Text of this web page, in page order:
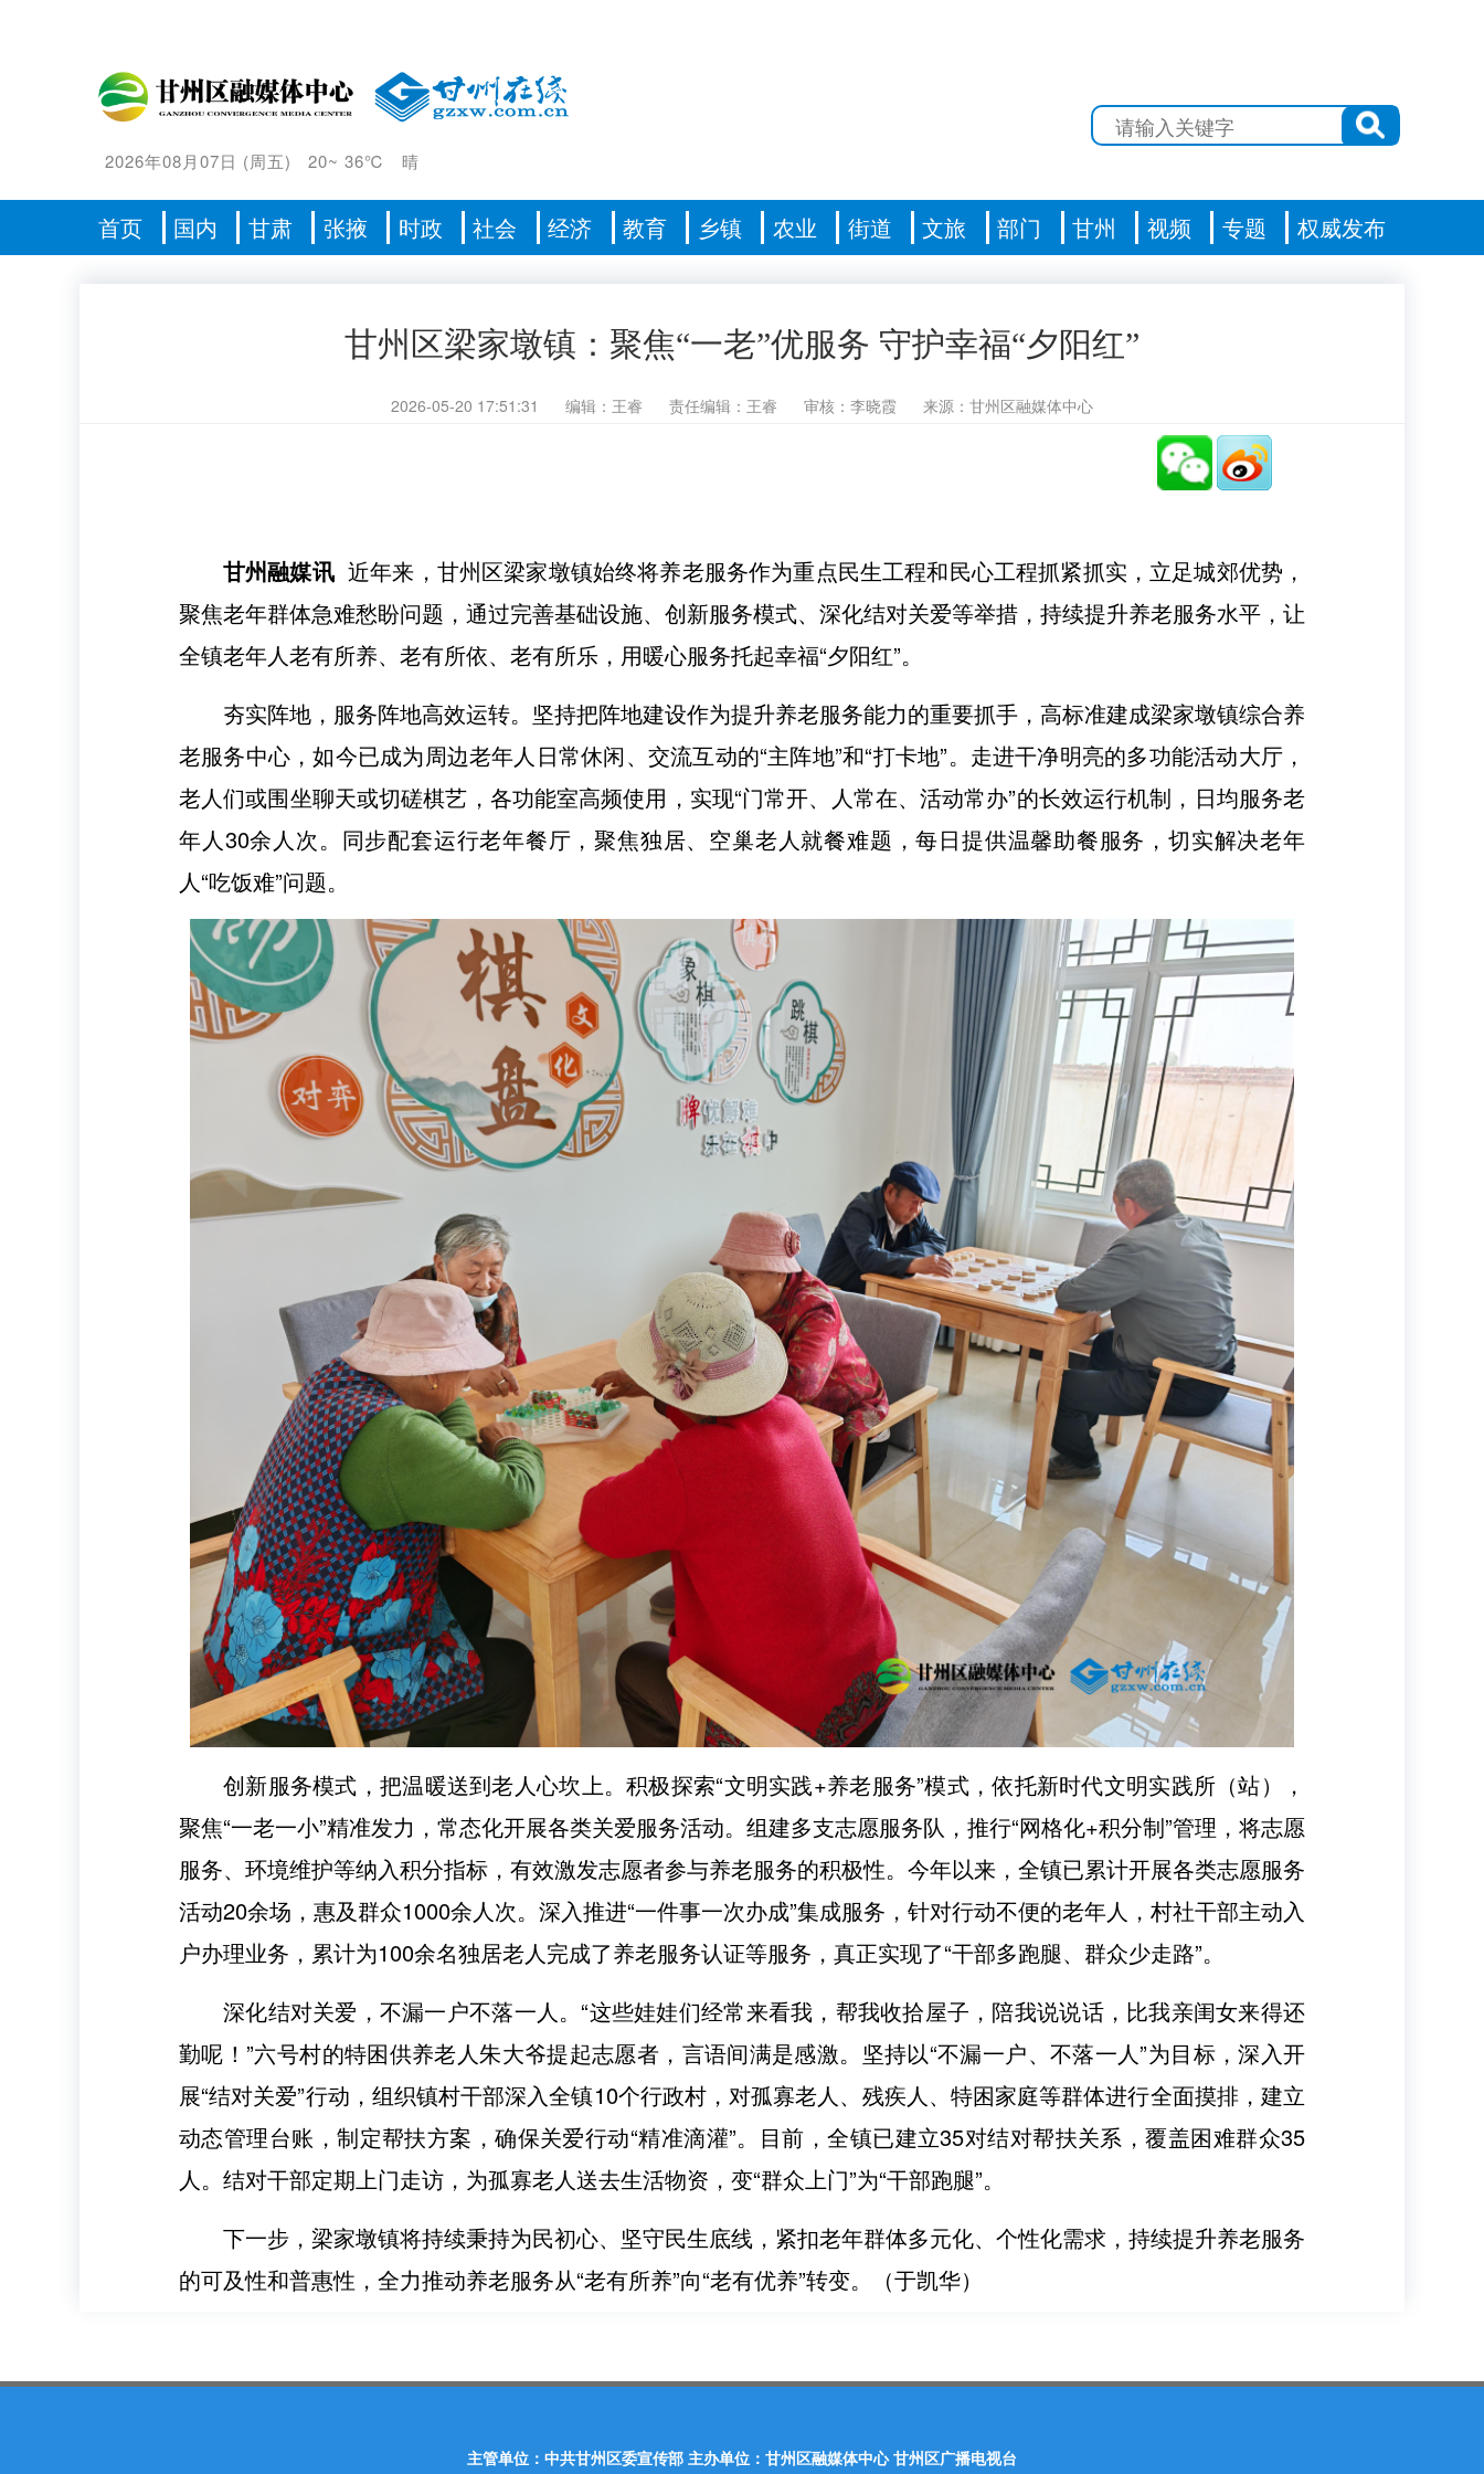
2026年08月07日 (周五) 20~ 36℃ 晴
首页 国内 甘肃 张掖 时政 社会 经济 教育 乡镇 农业 街道 文旅 部门 甘州 视频 专题 权威发布
甘州区梁家墩镇：聚焦“一老”优服务 守护幸福“夕阳红”
2026-05-20 17:51:31 编辑：王睿 责任编辑：王睿 审核：李晓霞 来源：甘州区融媒体中心
甘州融媒讯近年来，甘州区梁家墩镇始终将养老服务作为重点民生工程和民心工程抓紧抓实，立足城郊优势，
聚焦老年群体急难愁盼问题，通过完善基础设施、创新服务模式、深化结对关爱等举措，持续提升养老服务水平，让
全镇老年人老有所养、老有所依、老有所乐，用暖心服务托起幸福“夕阳红”。
夯实阵地，服务阵地高效运转。坚持把阵地建设作为提升养老服务能力的重要抓手，高标准建成梁家墩镇综合养
老服务中心，如今已成为周边老年人日常休闲、交流互动的“主阵地”和“打卡地”。走进干净明亮的多功能活动大厅，
老人们或围坐聊天或切磋棋艺，各功能室高频使用，实现“门常开、人常在、活动常办”的长效运行机制，日均服务老
年人30余人次。同步配套运行老年餐厅，聚焦独居、空巢老人就餐难题，每日提供温馨助餐服务，切实解决老年
人“吃饭难”问题。
创新服务模式，把温暖送到老人心坎上。积极探索“文明实践+养老服务”模式，依托新时代文明实践所（站），
聚焦“一老一小”精准发力，常态化开展各类关爱服务活动。组建多支志愿服务队，推行“网格化+积分制”管理，将志愿
服务、环境维护等纳入积分指标，有效激发志愿者参与养老服务的积极性。今年以来，全镇已累计开展各类志愿服务
活动20余场，惠及群众1000余人次。深入推进“一件事一次办成”集成服务，针对行动不便的老年人，村社干部主动入
户办理业务，累计为100余名独居老人完成了养老服务认证等服务，真正实现了“干部多跑腿、群众少走路”。
深化结对关爱，不漏一户不落一人。“这些娃娃们经常来看我，帮我收拾屋子，陪我说说话，比我亲闺女来得还
勤呢！”六号村的特困供养老人朱大爷提起志愿者，言语间满是感激。坚持以“不漏一户、不落一人”为目标，深入开
展“结对关爱”行动，组织镇村干部深入全镇10个行政村，对孤寡老人、残疾人、特困家庭等群体进行全面摸排，建立
动态管理台账，制定帮扶方案，确保关爱行动“精准滴灌”。目前，全镇已建立35对结对帮扶关系，覆盖困难群众35
人。结对干部定期上门走访，为孤寡老人送去生活物资，变“群众上门”为“干部跑腿”。
下一步，梁家墩镇将持续秉持为民初心、坚守民生底线，紧扣老年群体多元化、个性化需求，持续提升养老服务
的可及性和普惠性，全力推动养老服务从“老有所养”向“老有优养”转变。（于凯华）
主管单位：中共甘州区委宣传部 主办单位：甘州区融媒体中心 甘州区广播电视台